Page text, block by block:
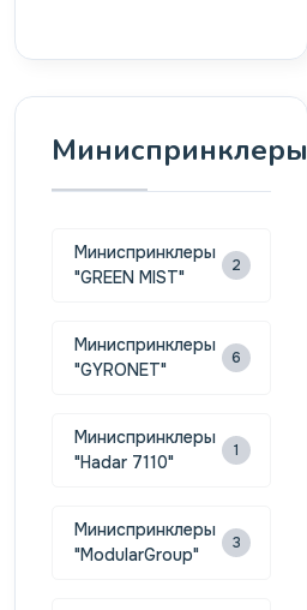
Миниспринклеры
Миниспринклеры
"GREEN MIST"
2
Миниспринклеры
"GYRONET"
6
Миниспринклеры
"Hadar 7110"
1
Миниспринклеры
"ModularGroup"
3